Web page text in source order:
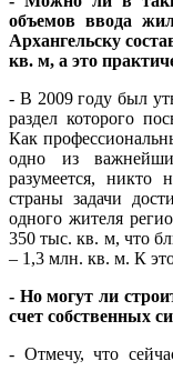
объемов ввода
Архангельску
кв. м, а это
- В 2009 году был
раздел которого
Как
одно из
разумеется, никто
страны задачи
одного жителя
350 тыс. кв. м, что
– 1,3 млн. кв. м. К
- Но могут ли
счет собственных
- Отмечу, что